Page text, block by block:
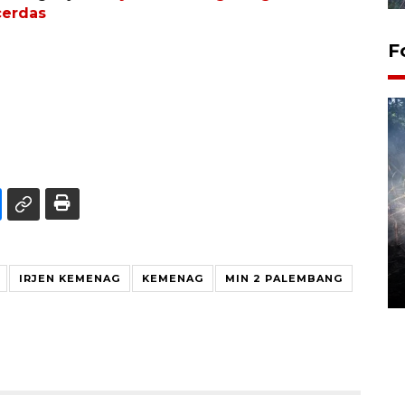
IRJEN KEMENAG KEMENAG MIN 2 PALEMBANG
kopi arabika Gayo
15 June 2026 11:15 WIB